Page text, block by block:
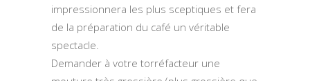
impressionnera les plus sceptiques et fera
de la préparation du café un véritable
spectacle.
Demander à votre torréfacteur une